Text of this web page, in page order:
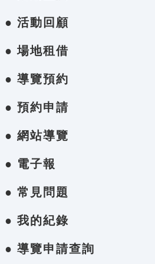
● 活動回顧
● 場地租借
● 導覽預約
● 預約申請
● 網站導覽
● 電子報
● 常見問題
● 我的紀錄
● 導覽申請查詢